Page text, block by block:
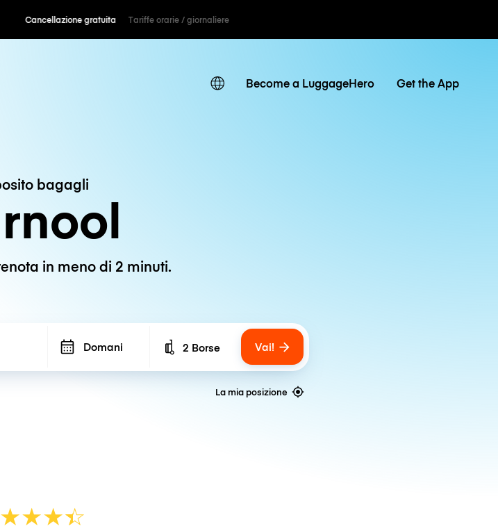
gratuita Tariffe orarie / giornaliere
Become a LuggageHero Get the App
bagagli
in meno di 2 minuti.
Domani Number of bags
2 Borse Vai!
La mia posizione
★★★☆
★